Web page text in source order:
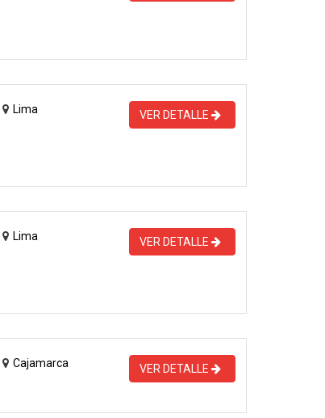
Lima VER DETALLE
Lima VER DETALLE
Cajamarca VER DETALLE